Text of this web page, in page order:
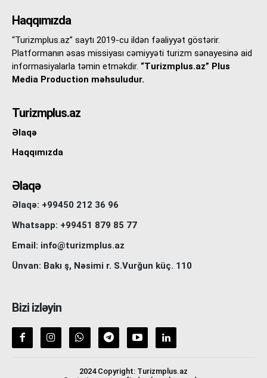
Haqqımızda
“Turizmplus.az” saytı 2019-cu ildən fəaliyyət göstərir.
Platformanın əsas missiyası cəmiyyəti turizm sənayesinə aid
informasiyalarla təmin etməkdir. “Turizmplus.az” Plus
Media Production məhsuludur.
Turizmplus.az
Əlaqə
Haqqımızda
Əlaqə
Əlaqə: +99450 212 36 96
Whatsapp: +99451 879 85 77
Email: info@turizmplus.az
Ünvan: Bakı ş, Nəsimi r. S.Vurğun küç. 110
Bizi izləyin
2024 Copyright: Turizmplus.az